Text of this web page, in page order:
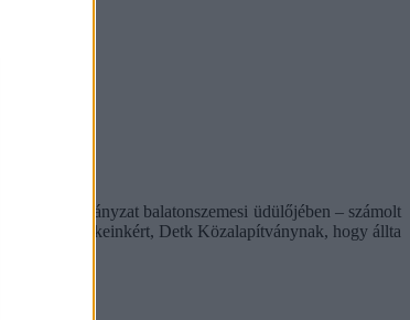
önkormányzat balatonszemesi üdülőjében – számolt
Gyermekeinkért, Detk Közalapítványnak, hogy állta